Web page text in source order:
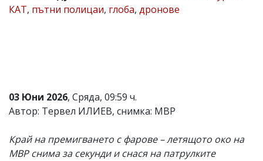
Коментарите
редакцията
не
за
тях!
КАТ, пътни полицаи, глоба, дронове
03 Юни 2026, Сряда, 09:59 ч.
Автор: Тервел ИЛИЕВ, снимка: МВР
Край на премигването с фарове – летящото око на
МВР снима за секунди и снася на патрулките